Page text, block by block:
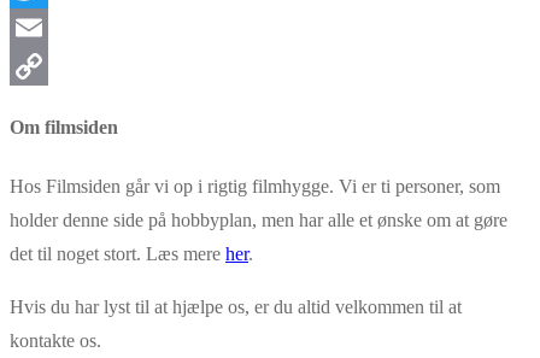
Twitter
Email
Om filmsiden
Hos Filmsiden går vi op i rigtig filmhygge. Vi er ti personer, som
holder denne side på hobbyplan, men har alle et ønske om at gøre
det til noget stort. Læs mere her.
Hvis du har lyst til at hjælpe os, er du altid velkommen til at
kontakte os.